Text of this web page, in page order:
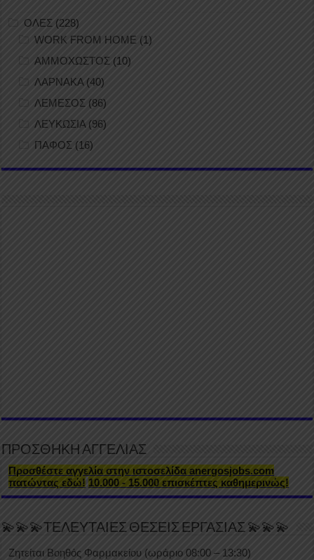
ΟΛΕΣ (228)
WORK FROM HOME (1)
ΑΜΜΟΧΩΣΤΟΣ (10)
ΛΑΡΝΑΚΑ(40)
ΛΕΜΕΣΟΣ (86)
ΛΕΥΚΩΣΙΑ(96)
ΠΑΦΟΣ (16)
ΠΡΟΣΘΗΚΗ ΑΓΓΕΛΙΑΣ
Προσθέστε αγγελία στην ιστοσελίδα anergosjobs.com
πατώντας εδώ! 10.000 - 15.000 επισκέπτες καθημερινώς!
💫💫💫ΤΕΛΕΥΤΑΙΕΣ ΘΕΣΕΙΣ ΕΡΓΑΣΙΑΣ 💫💫💫
Ζητείται Βοηθός Φαρμακείου (ωράριο 08:00 – 13:30)